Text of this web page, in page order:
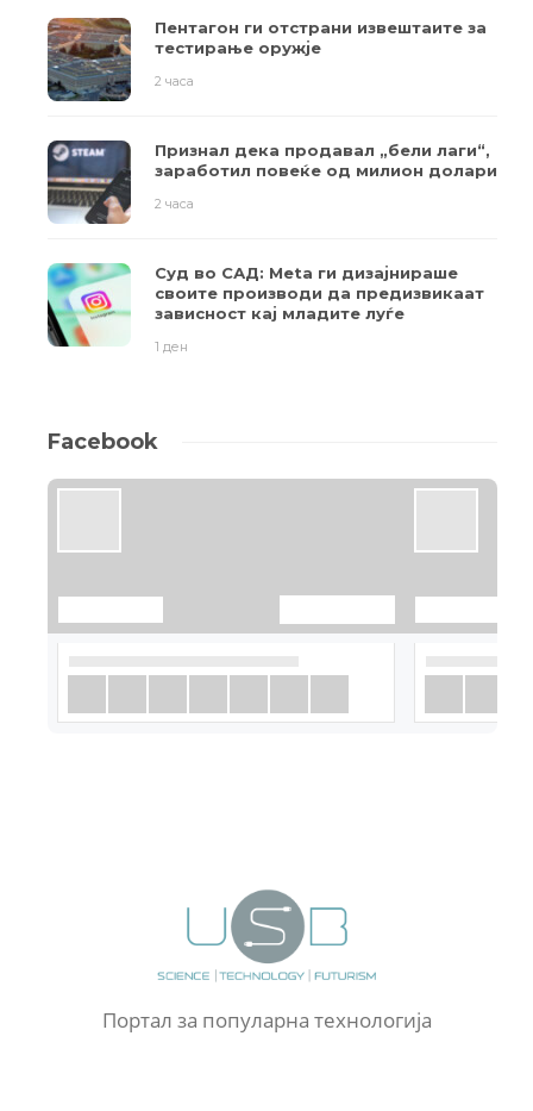
Пентагон ги отстрани извештаите за
тестирање оружје
2 часа
Признал дека продавал „бели лаги“,
заработил повеќе од милион долари
2 часа
Суд во САД: Meta ги дизајнираше
своите производи да предизвикаат
зависност кај младите луѓе
1 ден
Facebook
Портал за популарна технологија